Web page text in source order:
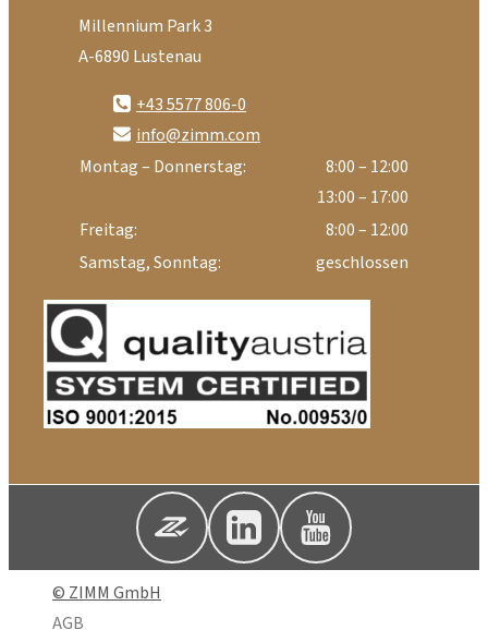
Millennium Park 3
A-6890 Lustenau
+43 5577 806-0
info@zimm.com
Montag – Donnerstag:
8:00 – 12:00
13:00 – 17:00
Freitag:
8:00 – 12:00
Samstag, Sonntag:
geschlossen
© ZIMM GmbH
AGB